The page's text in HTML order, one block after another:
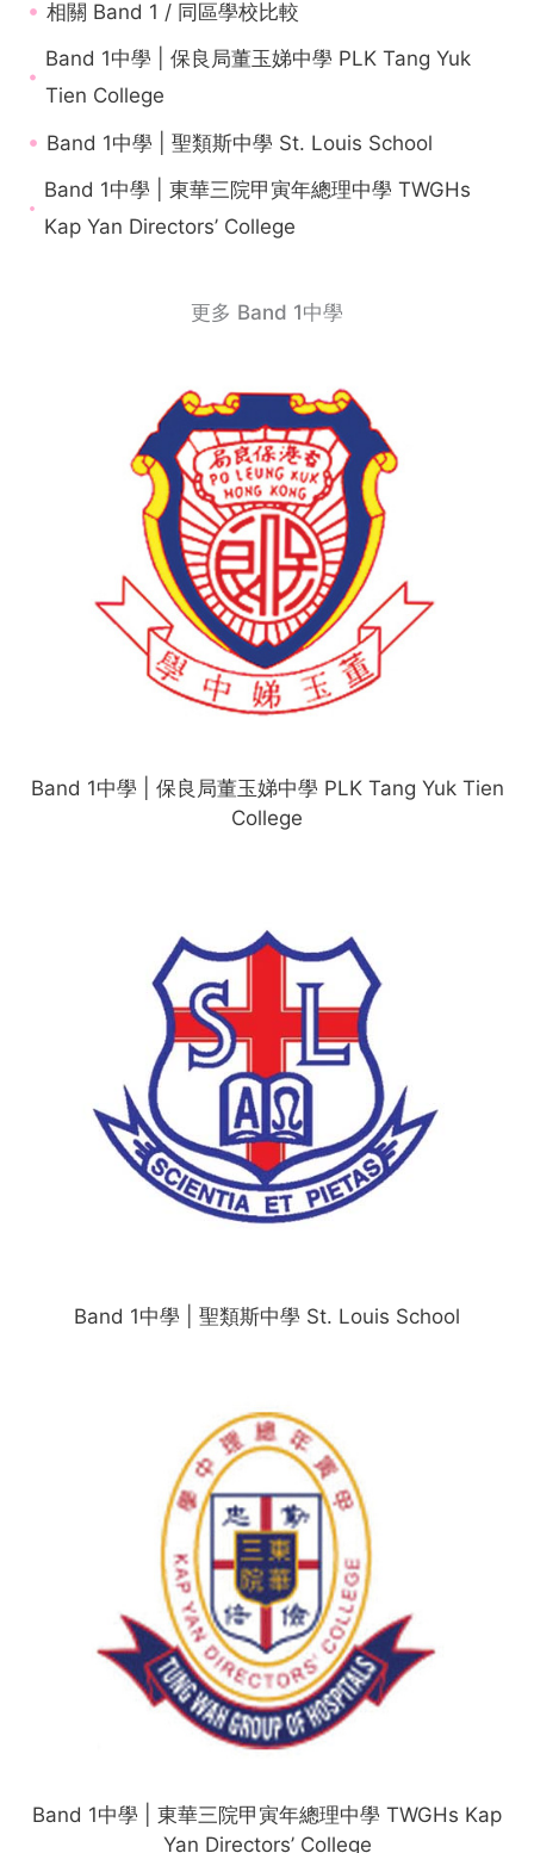
相關 Band 1 / 同區學校比較
Band 1中學 | 保良局董玉娣中學 PLK Tang Yuk
Tien College
Band 1中學 | 聖類斯中學 St. Louis School
Band 1中學 | 東華三院甲寅年總理中學 TWGHs
Kap Yan Directors’ College
更多 Band 1中學
Band 1中學 | 保良局董玉娣中學 PLK Tang Yuk Tien
College
Band 1中學 | 聖類斯中學 St. Louis School
Band 1中學 | 東華三院甲寅年總理中學 TWGHs Kap
Yan Directors’ College